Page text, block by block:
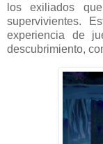
los exiliados
supervivientes.
experiencia de
descubrimiento,